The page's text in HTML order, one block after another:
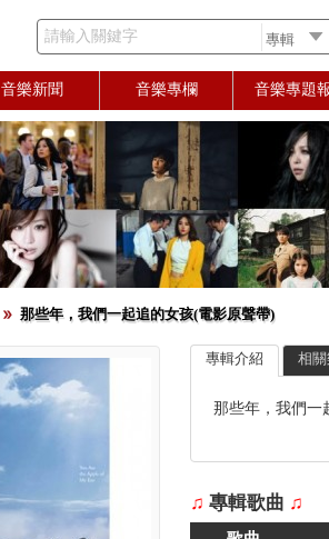
請輸入關鍵字
音樂新聞 音樂專欄 音樂專題
那些年，我們一起追的女孩(電影原聲帶)
專輯介紹 相
那些年，我們一
♫ 專輯歌曲 ♫